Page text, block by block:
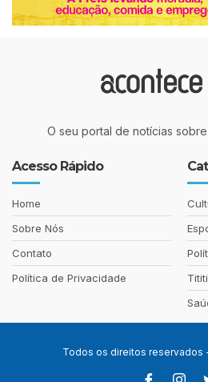
O seu portal de notícias
Acesso Rápido
Home
Sobre Nós
Contato
Política de Privacidade
Tititi
Todos os direitos reservados